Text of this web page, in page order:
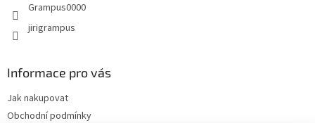
Grampus0000
jirigrampus
Informace pro vás
Jak nakupovat
Obchodní podmínky